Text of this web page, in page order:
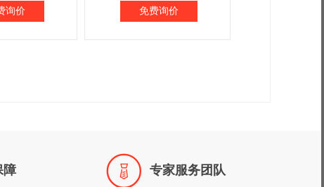
询价 免费询价
障  专家服务团队